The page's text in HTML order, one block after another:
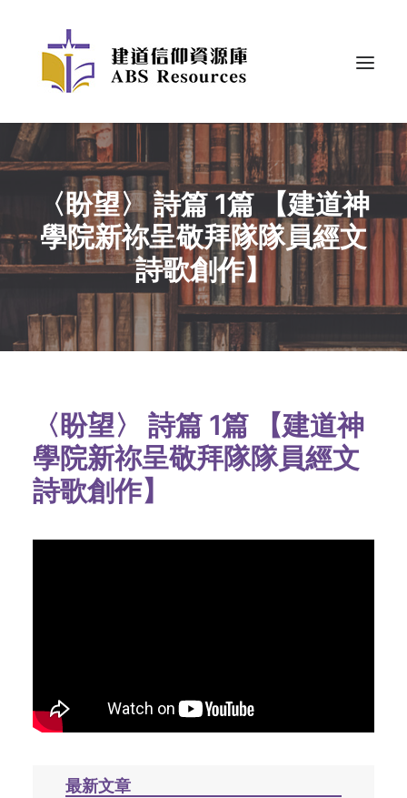
〈盼望〉 詩篇 1篇 【建道神
學院新祢呈敬拜隊隊員經文
詩歌創作】
〈盼望〉 詩篇 1篇 【建道神
學院新祢呈敬拜隊隊員經文
詩歌創作】
最新文章